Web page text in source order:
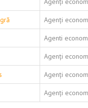
Agenți
Agenti
Agenți
Agenți
Agenți